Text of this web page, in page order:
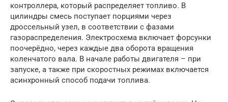
контроллера, который распределяет топливо. В
цилиндры смесь поступает порциями через
дроссельный узел, в соответствии с фазами
газораспределения. Электросхема включает форсунки
поочерёдно, через каждые два оборота вращения
коленчатого вала. В начале работы двигателя – при
запуске, а также при скоростных режимах включается
асинхронный способ подачи топлива.